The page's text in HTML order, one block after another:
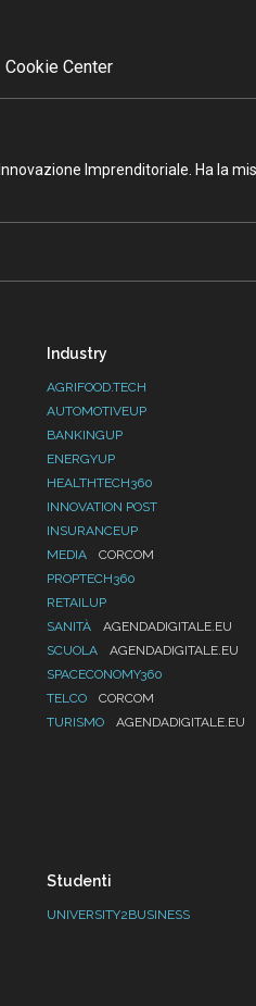
Cookie Center
Imprenditoriale. Ha la
Industry
AGRIFOOD.TECH
AUTOMOTIVEUP
BANKINGUP
ENERGYUP
HEALTHTECH360
INNOVATION POST
INSURANCEUP
MEDIA
CORCOM
PROPTECH360
RETAILUP
SANITÀ
AGENDADIGITALE.EU
SCUOLA
AGENDADIGITALE.EU
SPACECONOMY360
TELCO
CORCOM
TURISMO
AGENDADIGITALE.EU
Studenti
UNIVERSITY2BUSINESS